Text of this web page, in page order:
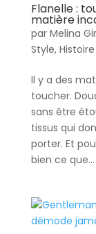
Flanelle :
matière
par Melina
Style,
Il y a des
toucher.
sans être
tissus qui
porter. Et
bien ce que...